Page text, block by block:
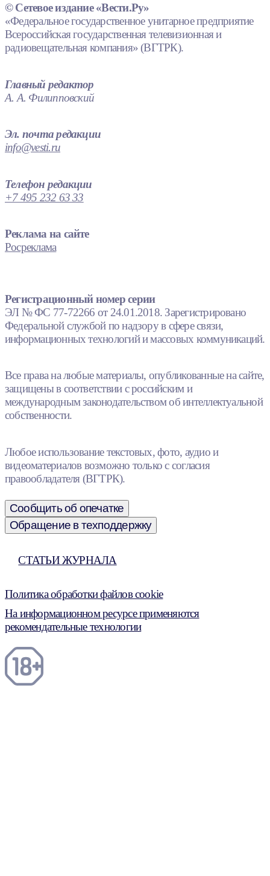
© Сетевое издание «Вести.Ру»
«Федеральное государственное унитарное предприятие
Всероссийская государственная телевизионная и
радиовещательная компания» (ВГТРК).
Главный редактор
А. А. Филипповский
Эл. почта редакции
info@vesti.ru
Телефон редакции
+7 495 232 63 33
Реклама на сайте
Росреклама
Регистрационный номер серии
ЭЛ № ФС 77-72266 от 24.01.2018. Зарегистрировано
Федеральной службой по надзору в сфере связи,
информационных технологий и массовых коммуникаций.
Все права на любые материалы, опубликованные на сайте,
защищены в соответствии с российским и
международным законодательством об интеллектуальной
собственности.
Любое использование текстовых, фото, аудио и
видеоматериалов возможно только с согласия
правообладателя (ВГТРК).
Сообщить об опечатке
Обращение в техподдержку
СТАТЬИ ЖУРНАЛА
Политика обработки файлов cookie
На информационном ресурсе применяются
рекомендательные технологии